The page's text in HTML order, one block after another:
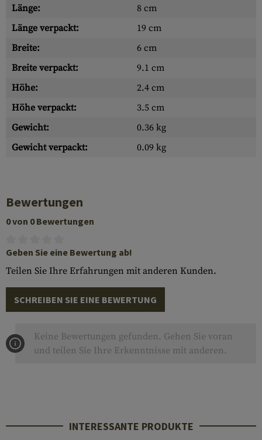
Länge:
8 cm
Länge verpackt:
19 cm
Breite:
6 cm
Breite verpackt:
9.1 cm
Höhe:
2.4 cm
Höhe verpackt:
3.5 cm
Gewicht:
0.36 kg
Gewicht verpackt:
0.09 kg
Bewertungen
0 von 0 Bewertungen
Geben Sie eine Bewertung ab!
Teilen Sie Ihre Erfahrungen mit anderen Kunden.
SCHREIBEN SIE EINE BEWERTUNG
Keine Bewertungen gefunden. Gehen Sie voran
und teilen Sie Ihre Erkenntnisse mit anderen.
INTERESSANTE PRODUKTE